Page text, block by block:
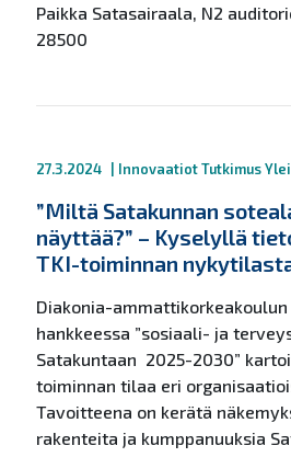
Paikka Satasairaala, N2
28500
27.3.2024 InnovaatiotTutkimus
”Miltä Satakunnan
näyttää?” – Kyselyllä
TKI-toiminnan
Diakonia-
hankkeessa ”sosiaali- ja
Satakuntaan 2025-2030”
toiminnan tilaa eri
Tavoitteena on kerätä
rakenteita ja kumppanuuksia